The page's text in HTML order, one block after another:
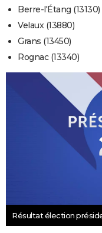
Berre-l'Étang (13130)
Velaux (13880)
Grans (13450)
Rognac (13340)
Résultat élection